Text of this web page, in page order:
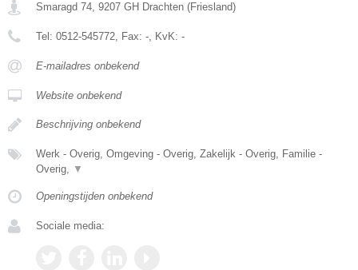
Smaragd 74, 9207 GH Drachten (Friesland)
Tel: 0512-545772, Fax: -, KvK: -
E-mailadres onbekend
Website onbekend
Beschrijving onbekend
Werk - Overig, Omgeving - Overig, Zakelijk - Overig, Familie -
Overig, ▼
Openingstijden onbekend
Sociale media: